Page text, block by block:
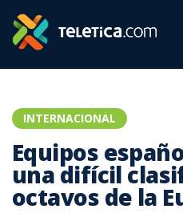
INTERNACIONAL
Equipos
una difícil
octavos de la